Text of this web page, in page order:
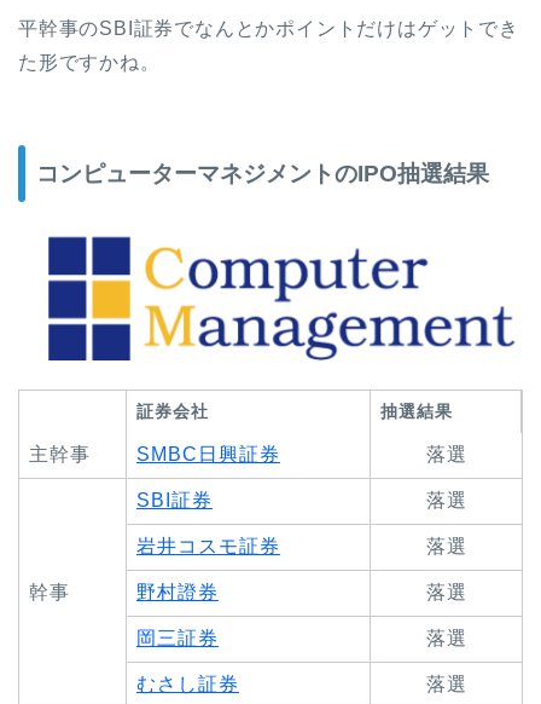
平幹事のSBI証券でなんとかポイントだけはゲットでき
た形ですかね。
コンピューターマネジメントのIPO抽選結果
証券会社 抽選結果
主幹事 SMBC日興証券 落選
幹事
SBI証券 落選
岩井コスモ証券 落選
野村證券 落選
岡三証券 落選
むさし証券 落選